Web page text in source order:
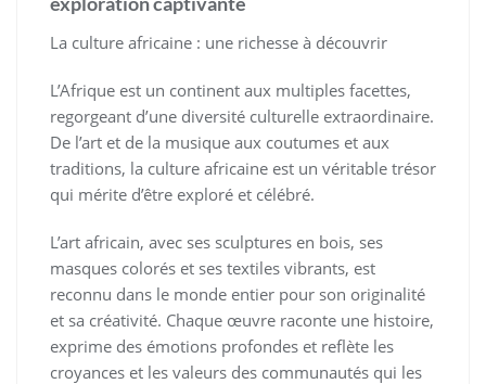
La culture africaine : une richesse à découvrir
L’Afrique est un continent aux multiples facettes,
regorgeant d’une diversité culturelle extraordinaire.
De l’art et de la musique aux coutumes et aux
traditions, la culture africaine est un véritable trésor
qui mérite d’être exploré et célébré.
L’art africain, avec ses sculptures en bois, ses
masques colorés et ses textiles vibrants, est
reconnu dans le monde entier pour son originalité
et sa créativité. Chaque œuvre raconte une histoire,
exprime des émotions profondes et reflète les
croyances et les valeurs des communautés qui les